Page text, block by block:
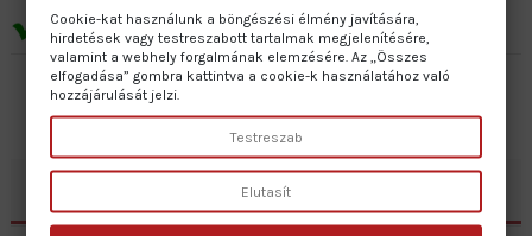
Gyártás: 2–5 munkanap • Szállítás: 1 munkanap
Cookie-kat használunk a böngészési élmény javítására,
hirdetések vagy testreszabott tartalmak megjelenítésére,
valamint a webhely forgalmának elemzésére. Az „Összes
elfogadása” gombra kattintva a cookie-k használatához való
hozzájárulását jelzi.
Testreszab
Elutasít